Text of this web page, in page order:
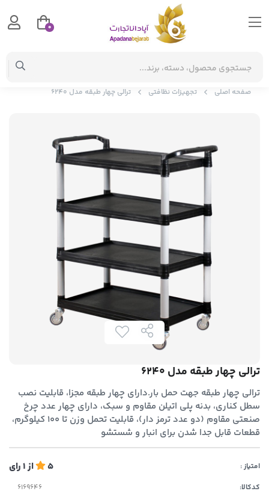
صفحه اصلی تجهیزات نظافتی ترالی چهار طبقه مدل 6240
ترالی چهار طبقه مدل 6240
ترالی چهار طبقه جهت حمل بار.دارای چهار طبقه مجزا، قابلیت نصب
سطل کناری، بدنه پلی اتیلن مقاوم و سبک، دارای چهار عدد چرخ
صنعتی مقاوم (دو عدد ترمز دار)، قابلیت تحمل وزن تا 100 کیلوگرم،
قطعات قابل جدا شدن برای انبار و شستشو
امتیاز : 5 از1رای
کدکالا:
0